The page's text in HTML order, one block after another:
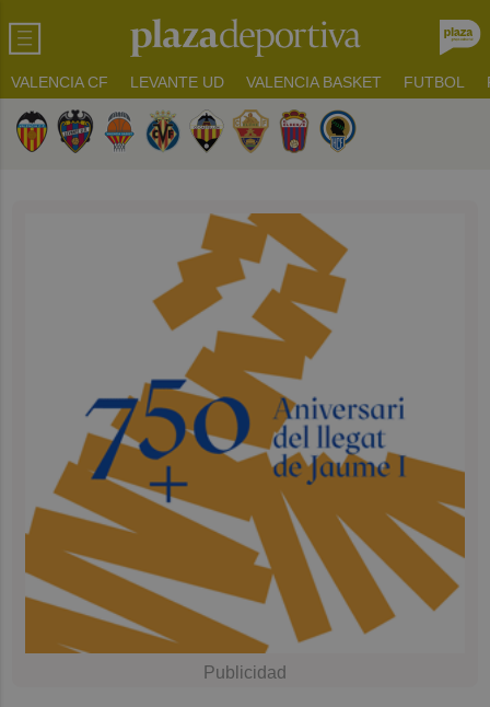
VALENCIA CF LEVANTE UD VALENCIA BASKET FUTBOL